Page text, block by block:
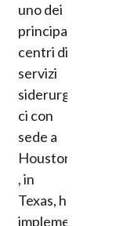
uno dei
principali
centri di
servizi
siderurgi
ci con
sede a
Houston
, in
Texas, ha
impleme